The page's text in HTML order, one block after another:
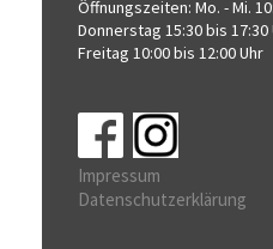
Öffnungszeiten: Mo. - Mi.
Donnerstag 15:30 bis 17:30
Freitag 10:00 bis 12:00 Uhr
Impressum
Datenschutzerklärung